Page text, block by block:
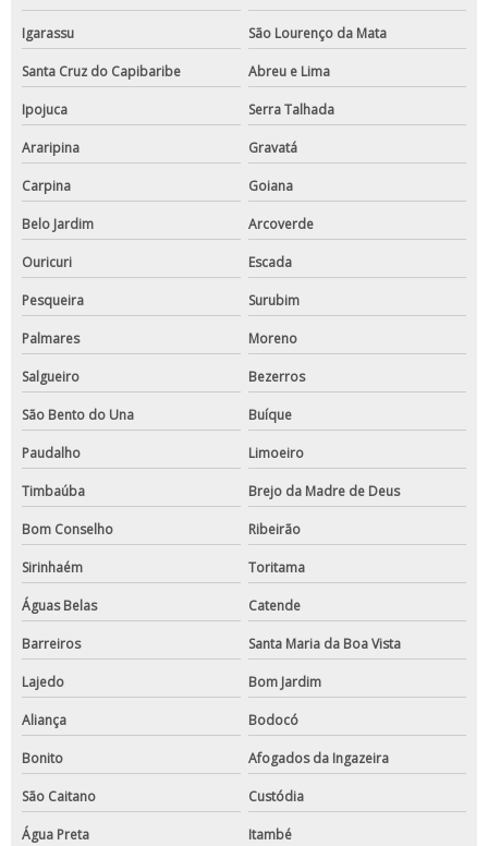
Igarassu São Lourenço da Mata
Santa Cruz do Capibaribe Abreu e Lima
Ipojuca Serra Talhada
Araripina Gravatá
Carpina Goiana
Belo Jardim Arcoverde
Ouricuri Escada
Pesqueira Surubim
Palmares Moreno
Salgueiro Bezerros
São Bento do Una Buíque
Paudalho Limoeiro
Timbaúba Brejo da Madre de Deus
Bom Conselho Ribeirão
Sirinhaém Toritama
Águas Belas Catende
Barreiros Santa Maria da Boa Vista
Lajedo Bom Jardim
Aliança Bodocó
Bonito Afogados da Ingazeira
São Caitano Custódia
Água Preta Itambé